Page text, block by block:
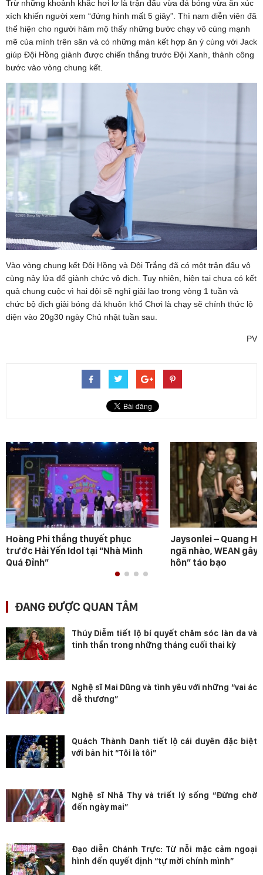
Trừ những khoảnh khắc hơi lơ là trận đấu vừa đá bóng vừa ăn xúc
xích khiến người xem “đứng hình mất 5 giây”. Thì nam diễn viên đã
thể hiện cho người hâm mộ thấy những bước chạy vô cùng mạnh
mẽ của mình trên sân và có những màn kết hợp ăn ý cùng với Jack
giúp Đội Hồng giành được chiến thắng trước Đội Xanh, thành công
bước vào vòng chung kết.
Vào vòng chung kết Đội Hồng và Đội Trắng đã có một trận đấu vô
cùng nảy lửa để giành chức vô địch. Tuy nhiên, hiện tại chưa có kết
quả chung cuộc vì hai đội sẽ nghỉ giải lao trong vòng 1 tuần và
chức bộ địch giải bóng đá khuôn khổ Chơi là chạy sẽ chính thức lộ
diện vào 20g30 ngày Chủ nhật tuần sau.
PV
Hoàng Phi thắng thuyết phục
trước Hải Yến Idol tại “Nhà Mình
Quá Đỉnh”
Jaysonlei – Quang
ngã nhào, WEAN gây
hôn” táo bạo
ĐANG ĐƯỢC QUAN TÂM
Thúy Diễm tiết lộ bí quyết chăm sóc làn da và
tinh thần trong những tháng cuối thai kỳ
Nghệ sĩ Mai Dũng và tình yêu với những “vai ác
dễ thương”
Quách Thành Danh tiết lộ cái duyên đặc biệt
với bản hit “Tôi là tôi”
Nghệ sĩ Nhã Thy và triết lý sống “Đừng chờ
đến ngày mai”
Đạo diễn Chánh Trực: Từ nỗi mặc cảm ngoại
hình đến quyết định “tự mời chính mình”